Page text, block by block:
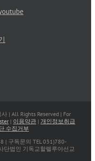
| All Rights Reserved | For
| 이용약관 | 개인정보취급
수집거부
| 구독문의 TEL 031)780-
단법인 기독교할렐루야선교